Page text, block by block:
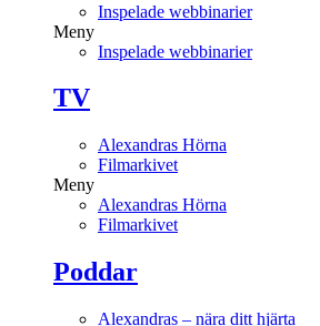
Inspelade webbinarier
Meny
Inspelade webbinarier
TV
Alexandras Hörna
Filmarkivet
Meny
Alexandras Hörna
Filmarkivet
Poddar
Alexandras – nära ditt hjärta